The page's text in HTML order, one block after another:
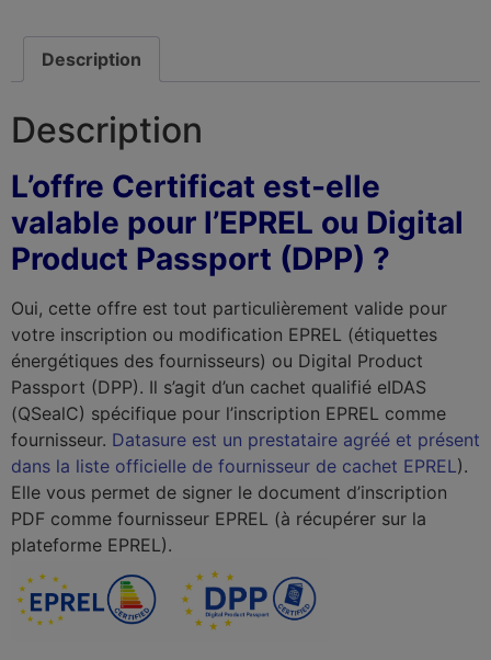
Description
Description
L’offre Certificat est-elle
valable pour l’EPREL ou Digital
Product Passport (DPP) ?
Oui, cette offre est tout particulièrement valide pour
votre inscription ou modification EPREL (étiquettes
énergétiques des fournisseurs) ou Digital Product
Passport (DPP). Il s’agit d’un cachet qualifié eIDAS
(QSealC) spécifique pour l’inscription EPREL comme
fournisseur. Datasure est un prestataire agréé et présent
dans la liste officielle de fournisseur de cachet EPREL).
Elle vous permet de signer le document d’inscription
PDF comme fournisseur EPREL (à récupérer sur la
plateforme EPREL).